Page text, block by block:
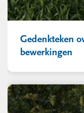
Gedenkteken
bewerkingen